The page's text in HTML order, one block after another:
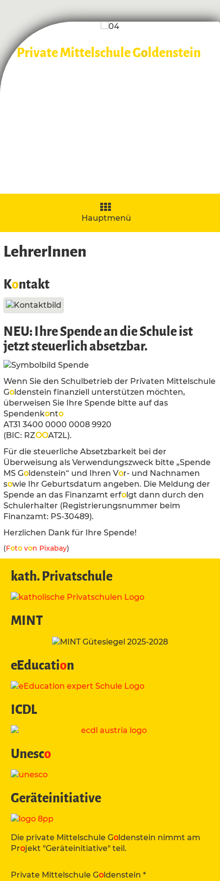
Private Mittelschule Goldenstein
Navigation
aufklappen
Hauptmenü
LehrerInnen
Kontakt
NEU: Ihre Spende an die Schule ist
jetzt steuerlich absetzbar.
Wenn Sie den Schulbetrieb der Privaten Mittelschule
Goldenstein finanziell unterstützen möchten,
überweisen Sie Ihre Spende bitte auf das
Spendenkonto
AT31 3400 0000 0008 9920
(BIC: RZOOAT2L).
Für die steuerliche Absetzbarkeit bei der
Überweisung als Verwendungszweck bitte „Spende
MS Goldenstein“ und Ihren Vor- und Nachnamen
sowie Ihr Geburtsdatum angeben. Die Meldung der
Spende an das Finanzamt erfolgt dann durch den
Schulerhalter (Registrierungsnummer beim
Finanzamt: PS-30489).
Herzlichen Dank für Ihre Spende!
(Foto von Pixabay)
kath. Privatschule
MINT
eEducation
ICDL
Unesco
Geräteinitiative
Die private Mittelschule Go ldenstein nimmt am
Projekt "Geräteinitiative" teil.
Private Mittelschule Go ldenstein *